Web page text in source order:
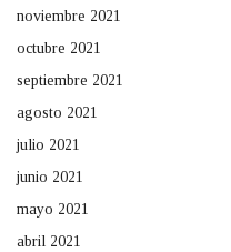
noviembre 2021
octubre 2021
septiembre 2021
agosto 2021
julio 2021
junio 2021
mayo 2021
abril 2021